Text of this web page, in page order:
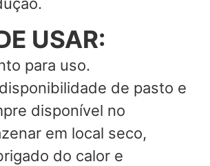
USAR:
para uso.
de pasto e
disponível no
em local seco,
do calor e